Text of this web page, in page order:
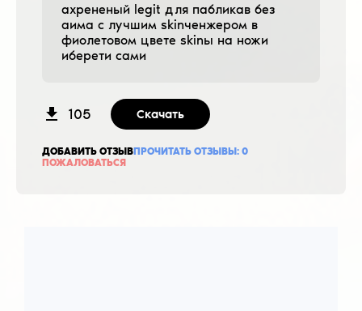
ахрененый legit для пабликав без
аима с лучшим skinченжером в
фиолетовом цвете skinы на ножи
иберети сами
105 Скачать
ДОБАВИТЬ ОТЗЫВПРОЧИТАТЬ ОТЗЫВЫ: 0
ПОЖАЛОВАТЬСЯ